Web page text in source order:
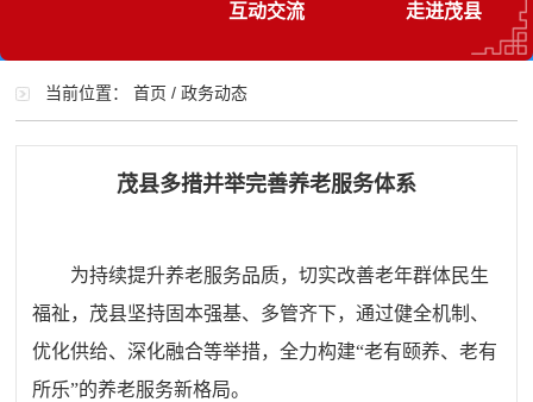
互动交流 走进茂县
当前位置：首页 /政务动态
茂县多措并举完善养老服务体系
为持续提升养老服务品质，切实改善老年群体民生
福祉，茂县坚持固本强基、多管齐下，通过健全机制、
优化供给、深化融合等举措，全力构建“老有颐养、老有
所乐”的养老服务新格局。